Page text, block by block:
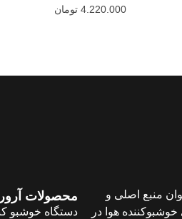
4.220.000 تومان
منبع اصلی و
هوا در
محصولات
دستگاه خوشبو